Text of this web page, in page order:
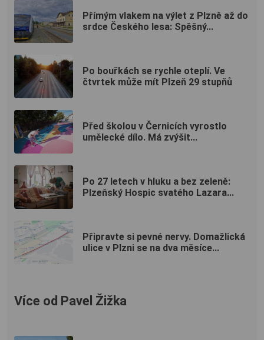
Přímým vlakem na výlet z Plzně až do
srdce Českého lesa: Spěšný...
Po bouřkách se rychle oteplí. Ve
čtvrtek může mít Plzeň 29 stupňů
Před školou v Černicích vyrostlo
umělecké dílo. Má zvýšit...
Po 27 letech v hluku a bez zeleně:
Plzeňský Hospic svatého Lazara...
Připravte si pevné nervy. Domažlická
ulice v Plzni se na dva měsíce...
Více od Pavel Žižka